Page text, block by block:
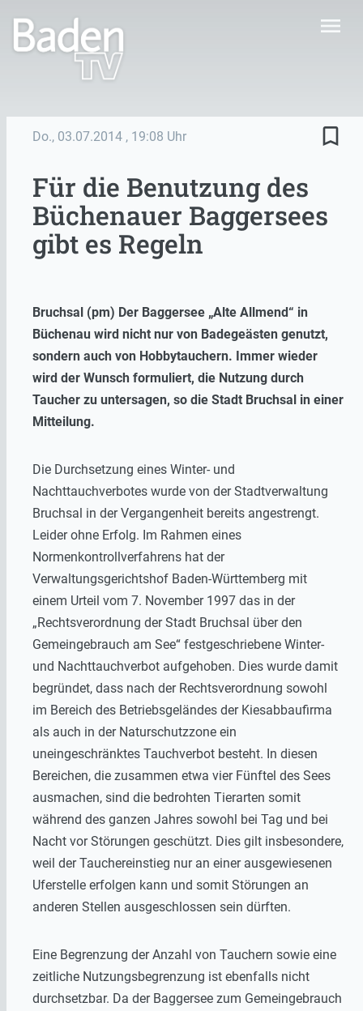
menu
Do., 03.07.2014 , 19:08 Uhr bookmark_border
Für die Benutzung des
Büchenauer Baggersees
gibt es Regeln
Bruchsal (pm) Der Baggersee „Alte Allmend“ in
Büchenau wird nicht nur von Badegeästen genutzt,
sondern auch von Hobbytauchern. Immer wieder
wird der Wunsch formuliert, die Nutzung durch
Taucher zu untersagen, so die Stadt Bruchsal in einer
Mitteilung.
Die Durchsetzung eines Winter- und
Nachttauchverbotes wurde von der Stadtverwaltung
Bruchsal in der Vergangenheit bereits angestrengt.
Leider ohne Erfolg. Im Rahmen eines
Normenkontrollverfahrens hat der
Verwaltungsgerichtshof Baden-Württemberg mit
einem Urteil vom 7. November 1997 das in der
„Rechtsverordnung der Stadt Bruchsal über den
Gemeingebrauch am See“ festgeschriebene Winter-
und Nachttauchverbot aufgehoben. Dies wurde damit
begründet, dass nach der Rechtsverordnung sowohl
im Bereich des Betriebsgeländes der Kiesabbaufirma
als auch in der Naturschutzzone ein
uneingeschränktes Tauchverbot besteht. In diesen
Bereichen, die zusammen etwa vier Fünftel des Sees
ausmachen, sind die bedrohten Tierarten somit
während des ganzen Jahres sowohl bei Tag und bei
Nacht vor Störungen geschützt. Dies gilt insbesondere,
weil der Tauchereinstieg nur an einer ausgewiesenen
Uferstelle erfolgen kann und somit Störungen an
anderen Stellen ausgeschlossen sein dürften.
Eine Begrenzung der Anzahl von Tauchern sowie eine
zeitliche Nutzungsbegrenzung ist ebenfalls nicht
durchsetzbar. Da der Baggersee zum Gemeingebrauch